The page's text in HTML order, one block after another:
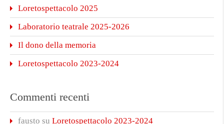
Loretospettacolo 2025
Laboratorio teatrale 2025-2026
Il dono della memoria
Loretospettacolo 2023-2024
Commenti recenti
fausto su Loretospettacolo 2023-2024